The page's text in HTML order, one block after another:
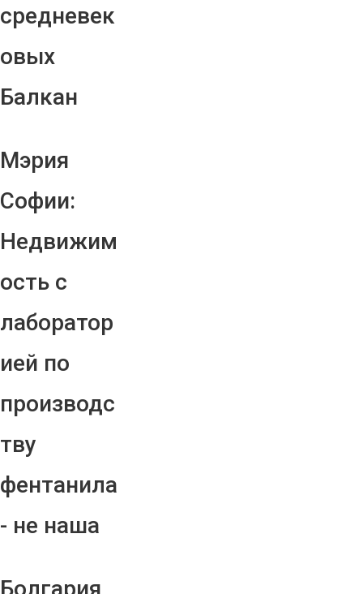
средневек
овых
Балкан
Мэрия
Софии:
Недвижим
ость с
лаборатор
ией по
производс
тву
фентанила
- не наша